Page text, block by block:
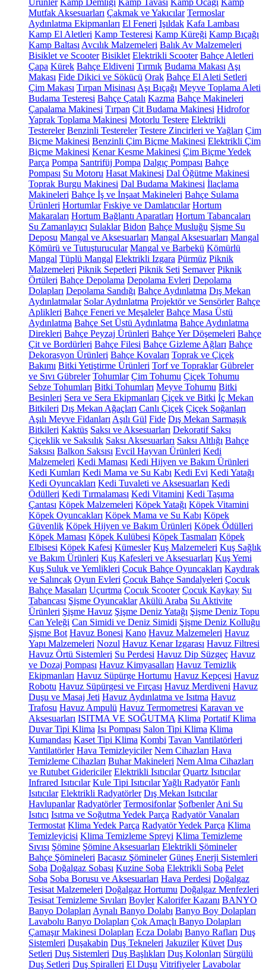
Ürünler Kamp Demliği Kamp Tavası Kamp Ocağı Kamp
Mutfak Aksesuarları Çakmak ve Yakıcılar Termoslar
Aydınlatma Ekipmanları El Feneri Işıldak Kafa Lambası
Kamp El Aletleri Kamp Testeresi Kamp Küreği Kamp Bıçağı
Kamp Baltası Avcılık Malzemeleri Balık Av Malzemeleri
Bisiklet ve Scooter Bisiklet Elektrikli Scooter Bahçe Aletleri
Çapa Kürek Bahçe Eldiveni Tırmık Budama Makası Aşı
Makası Fide Dikici ve Sökücü Orak Bahçe El Aleti Setleri
Çim Makası Tırpan Misinası Aşı Bıçağı Meyve Toplama Aleti
Budama Testeresi Bahçe Çatalı Kazma Bahçe Makineleri
Çapalama Makinesi Tırpan Çit Budama Makinesi Hidrofor
Yaprak Toplama Makinesi Motorlu Testere Elektrikli
Testereler Benzinli Testereler Testere Zincirleri ve Yağları Çim
Biçme Makinesi Benzinli Çim Biçme Makinesi Elektrikli Çim
Biçme Makinesi Kenar Kesme Makinesi Çim Biçme Yedek
Parça Pompa Santrifüj Pompa Dalgıç Pompası Bahçe
Pompası Su Motoru Hasat Makinesi Dal Öğütme Makinesi
Toprak Burgu Makinesi Dal Budama Makinesi İlaçlama
Makineleri Bahçe İş ve İnşaat Makineleri Bahçe Sulama
Ürünleri Hortumlar Fıskiye ve Damlatıcılar Hortum
Makaraları Hortum Bağlantı Aparatları Hortum Tabancaları
Su Zamanlayıcı Sulaklar Bidon Bahçe Musluğu Şişme Su
Deposu Mangal ve Aksesuarları Mangal Aksesuarları Mangal
Kömürü ve Tutuşturucular Mangal ve Barbekü Kömürlü
Mangal Tüplü Mangal Elektrikli Izgara Pürmüz Piknik
Malzemeleri Piknik Sepetleri Piknik Seti Semaver Piknik
Örtüleri Bahçe Depolama Depolama Evleri Depolama
Dolapları Depolama Sandığı Bahçe Aydınlatma Dış Mekan
Aydınlatmalar Solar Aydınlatma Projektör ve Sensörler Bahçe
Aplikleri Bahçe Feneri ve Meşaleler Bahçe Masa Üstü
Aydınlatma Bahçe Set Üstü Aydınlatma Bahçe Aydınlatma
Direkleri Bahçe Peyzaj Ürünleri Bahçe Yer Döşemeleri Bahçe
Çit ve Bordürleri Bahçe Filesi Bahçe Gizleme Ağları Bahçe
Dekorasyon Ürünleri Bahçe Kovaları Toprak ve Çiçek
Bakımı Bitki Yetiştirme Ürünleri Torf ve Topraklar Gübreler
ve Sıvı Gübreler Tohumlar Çim Tohumu Çiçek Tohumu
Sebze Tohumları Bitki Tohumları Meyve Tohumu Bitki
Besinleri Sera ve Sera Ekipmanları Çiçek ve Bitki İç Mekan
Bitkileri Dış Mekan Ağaçları Canlı Çiçek Çiçek Soğanları
Aşılı Meyve Fidanları Aşılı Gül Fide Dış Mekan Sarmaşık
Bitkileri Kaktüs Saksı ve Aksesuarları Dekoratif Saksı
Çiçeklik ve Saksılık Saksı Aksesuarları Saksı Altlığı Bahçe
Saksısı Balkon Saksısı Evcil Hayvan Ürünleri Kedi
Malzemeleri Kedi Maması Kedi Hijyen ve Bakım Ürünleri
Kedi Kumları Kedi Mama ve Su Kabı Kedi Evi Kedi Yatağı
Kedi Oyuncakları Kedi Tuvaleti ve Aksesuarları Kedi
Ödülleri Kedi Tırmalaması Kedi Vitamini Kedi Taşıma
Çantası Köpek Malzemeleri Köpek Yatağı Köpek Vitamini
Köpek Oyuncakları Köpek Mama ve Su Kabı Köpek
Güvenlik Köpek Hijyen ve Bakım Ürünleri Köpek Ödülleri
Köpek Maması Köpek Kulübesi Köpek Tasmaları Köpek
Elbisesi Köpek Kafesi Kümesler Kuş Malzemeleri Kuş Sağlık
ve Bakım Ürünleri Kuş Kafesleri ve Aksesuarları Kuş Yemi
Kuş Suluk ve Yemlikleri Çocuk Bahçe Oyuncakları Kaydırak
ve Salıncak Oyun Evleri Çocuk Bahçe Sandalyeleri Çocuk
Bahçe Masaları Uçurtma Çocuk Scooter Çocuk Kaykay Su
Tabancası Şişme Oyuncaklar Akülü Araba Su Aktivite
Ürünleri Şişme Havuz Şişme Deniz Yatağı Şişme Deniz Topu
Can Yeleği Can Simidi ve Deniz Simidi Şişme Deniz Kolluğu
Şişme Bot Havuz Bonesi Kano Havuz Malzemeleri Havuz
Yapı Malzemeleri Nozul Havuz Kenar Izgarası Havuz Filtresi
Havuz Örtü Sistemleri Su Perdesi Havuz Dip Süzgeç Havuz
ve Dozaj Pompası Havuz Kimyasalları Havuz Temizlik
Ekipmanları Havuz Süpürge Hortumu Havuz Kepçesi Havuz
Robotu Havuz Süpürgesi ve Fırçası Havuz Merdiveni Havuz
Duşu ve Masaj Jeti Havuz Aydınlatma ve Isıtma Havuz
Trafosu Havuz Ampulü Havuz Termometresi Karavan ve
Aksesuarları ISITMA VE SOĞUTMA Klima Portatif Klima
Duvar Tipi Klima Isı Pompası Salon Tipi Klima Klima
Kumandası Kaset Tipi Klima Kombi Tavan Vantilatörleri
Vantilatörler Hava Temizleyiciler Nem Cihazları Hava
Temizleme Cihazları Buhar Makineleri Nem Alma Cihazları
ve Rutubet Gidericiler Elektrikli Isıtıcılar Quartz Isıtıcılar
Infrared Isıtıcılar Kule Tipi IsıtıcılarYağlı Radyatör Fanlı
Isıtıcılar Elektrikli Radyatörler Dış Mekan Isıtıcılar
Havlupanlar Radyatörler Termosifonlar Şofbenler Ani Su
Isıtıcı Isıtma ve Soğutma Yedek Parça Radyatör Vanaları
Termostat Klima Yedek Parça Radyatör Yedek Parça Klima
Temizleyicisi Klima Temizleme Spreyi Klima Temizleme
Sıvısı Şömine Şömine Aksesuarları Elektrikli Şömineler
Bahçe Şömineleri Bacasız Şömineler Güneş Enerji Sistemleri
Soba Doğalgaz Sobası Kuzine Soba Elektrikli Soba Pelet
Soba Soba Borusu ve Aksesuarları Hava Perdesi Doğalgaz
Tesisat Malzemeleri Doğalgaz Hortumu Doğalgaz Menfezleri
Tesisat Temizleme Sıvıları Boyler Kalorifer Kazanı BANYO
Banyo Dolapları Aynalı Banyo Dolabı Banyo Boy Dolapları
Lavabolu Banyo Dolapları Çok Amaçlı Banyo Dolapları
Çamaşır Makinesi Dolapları Ecza Dolabı Banyo Rafları Duş
Sistemleri Duşakabin Duş Tekneleri Jakuziler Küvet Duş
Setleri Duş Sistemleri Duş Başlıkları Duş Kolonları Sürgülü
Duş Setleri Duş Spiralleri El Duşu Vitrifiyeler Lavabolar